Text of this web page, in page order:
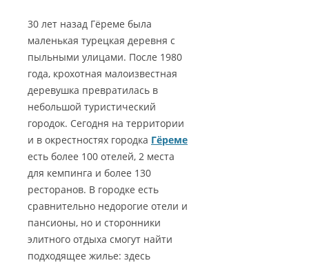
30 лет назад Гёреме была
маленькая турецкая деревня с
пыльными улицами. После 1980
года, крохотная малоизвестная
деревушка превратилась в
небольшой туристический
городок. Сегодня на территории
и в окрестностях городка Гёреме
есть более 100 отелей, 2 места
для кемпинга и более 130
ресторанов. В городке есть
сравнительно недорогие отели и
пансионы, но и сторонники
элитного отдыха смогут найти
подходящее жилье: здесь